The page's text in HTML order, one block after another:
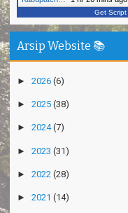
Get Script
Arsip Website 📚
► 2026 (6)
► 2025 (38)
► 2024(7)
► 2023 (31)
► 2022 (28)
► 2021 (14)